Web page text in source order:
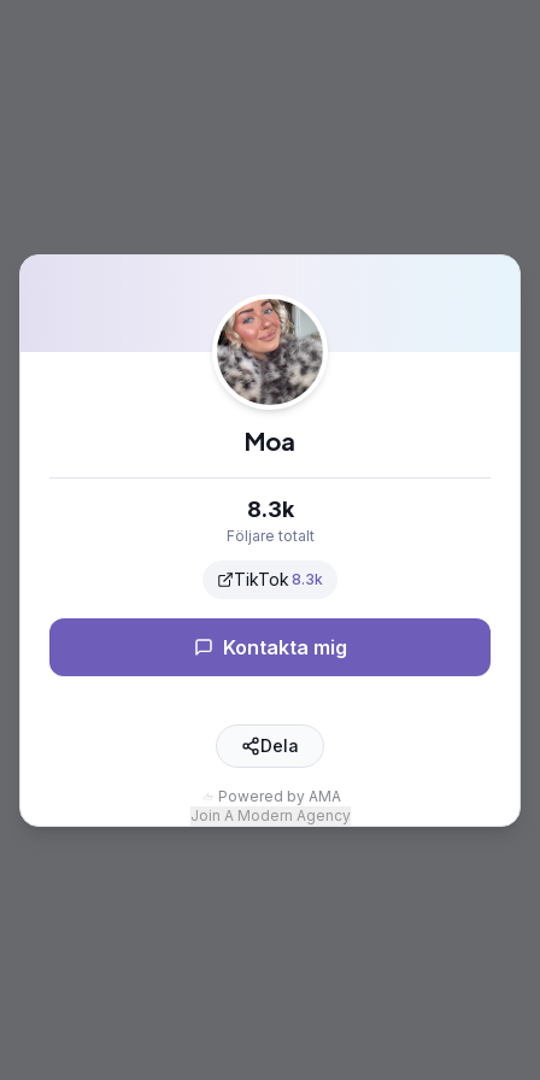
Moa
8.3k
Följare totalt
TikTok 8.3k
Kontakta mig
Dela
Powered by AMA
Join A Modern Agency